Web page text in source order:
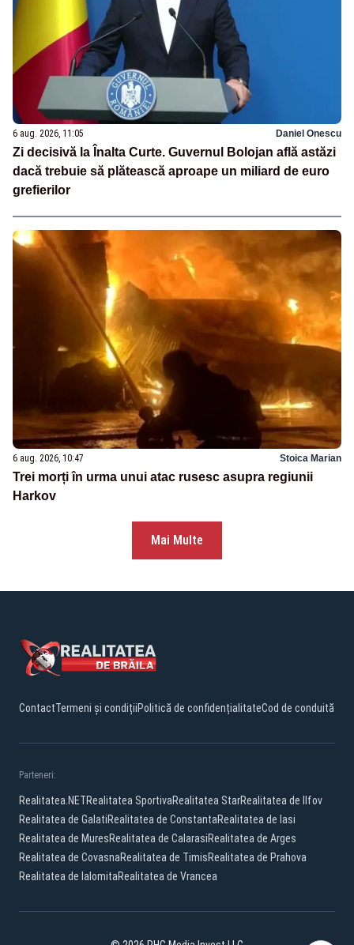
6 aug. 2026, 11:05 Daniel Onescu
Zi decisivă la Înalta Curte. Guvernul Bolojan află astăzi
dacă trebuie să plătească aproape un miliard de euro
grefierilor
6 aug. 2026, 10:47 Stoica Marian
Trei morți în urma unui atac rusesc asupra regiunii
Harkov
Mai Multe
ContactTermeni și condițiiPolitică de confidențialitateCod de conduită
Parteneri:
Realitatea.NETRealitatea SportivaRealitatea StarRealitatea de Ilfov
Realitatea de GalatiRealitatea de ConstantaRealitatea de Iasi
Realitatea de MuresRealitatea de CalarasiRealitatea de Arges
Realitatea de CovasnaRealitatea de TimisRealitatea de Prahova
Realitatea de IalomitaRealitatea de Vrancea